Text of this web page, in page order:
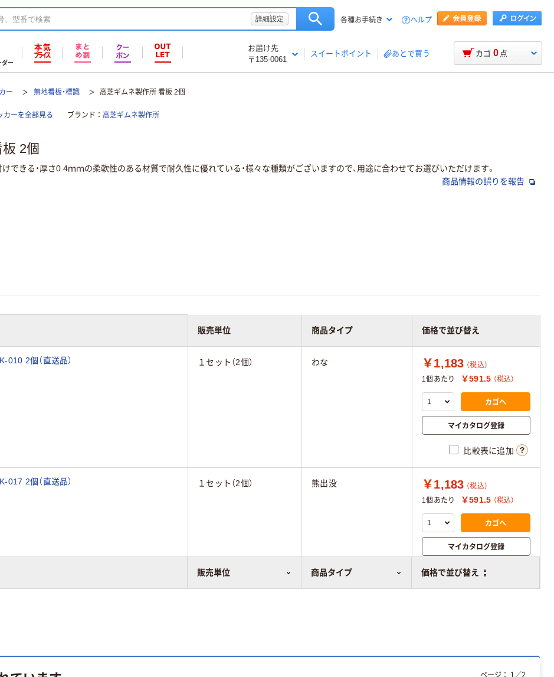
詳細設定 各種お手続き ヘルプ
ダー
お届け先
〒135-0061
スイートポイント あとで買う カゴ 0 点
ー 無地看板・標識 高芝ギムネ製作所 看板 2個
カーを全部見る ブランド 高芝ギムネ製作所
2個
できる・厚さ0.4ｍｍの柔軟性のある材質で耐久性に優れている・様々な種類がございますので、用途に合わせてお選びいただけます。
商品情報の誤りを報告
販売単位 商品タイプ 価格で並び替え
販売単位 商品タイプ 価格で並び替え
2個（直送品）
１セット（2個） わな ￥1,183 （税込）
1個あたり
￥591.5 （税込）
カゴへ
マイカタログ登録
比較表に追加
2個（直送品）
１セット（2個） 熊出没 ￥1,183 （税込）
1個あたり
￥591.5 （税込）
カゴへ
マイカタログ登録
比較表に追加
ページ： 1 ／2